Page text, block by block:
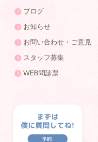
ブログ
お知らせ
お問い合わせ・ご意見
スタッフ募集
WEB問診票